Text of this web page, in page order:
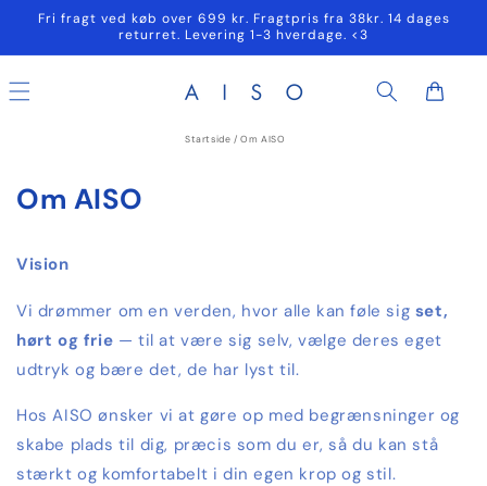
Gå til
Fri fragt ved køb over 699 kr. Fragtpris fra 38kr. 14 dages
returret. Levering 1-3 hverdage. <3
Indkøbskurv
Startside /Om AISO
Om AISO
Vision
Vi drømmer om en verden, hvor alle kan føle sig set,
hørt og frie — til at være sig selv, vælge deres eget
udtryk og bære det, de har lyst til.
Hos AISO ønsker vi at gøre op med begrænsninger og
skabe plads til dig, præcis som du er, så du kan stå
stærkt og komfortabelt i din egen krop og stil.